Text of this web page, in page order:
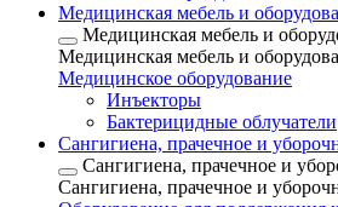
Медицинская мебель и
Медицинская мебель и
Медицинская мебель и
Медицинское оборудование
Инъекторы
Бактерицидные облучатели
Сангигиена, прачечное и
Сангигиена, прачечное и
Сангигиена, прачечное и